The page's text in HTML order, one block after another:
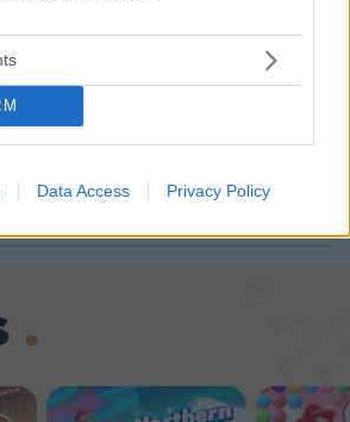
Data Access Privacy Policy
40χρονος
σκότωνε και
τον είχε
ελεύθερο
72